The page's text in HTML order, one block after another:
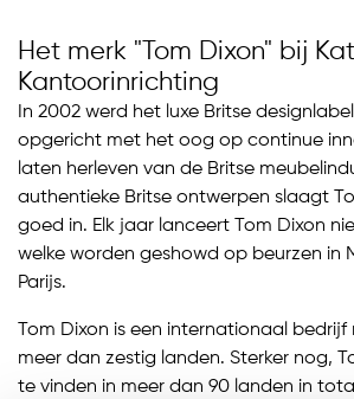
Het merk "Tom Dixon" bij
Kantoorinrichting
In 2002 werd het luxe Britse
opgericht met het oog op continue
laten herleven van de Britse
authentieke Britse ontwerpen slaagt
goed in. Elk jaar lanceert Tom Dixon
welke worden geshowd op beurzen in
Parijs.
Tom Dixon is een internationaal bedrijf
meer dan zestig landen. Sterker nog,
te vinden in meer dan 90 landen in